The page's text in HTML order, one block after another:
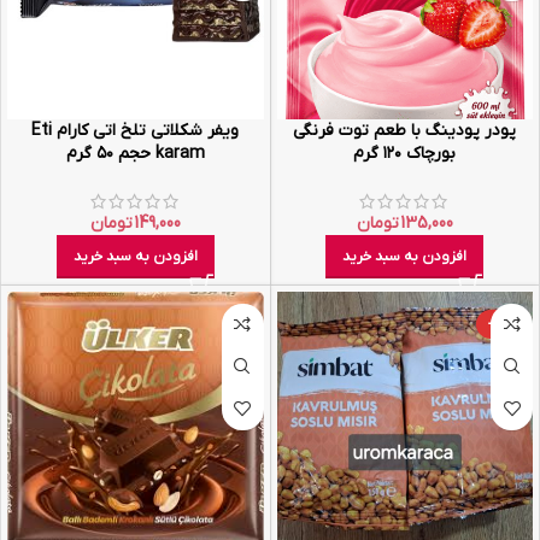
پودر پودینگ با طعم توت فرنگی
بورچاک ۱۲۰ گرم
135,000تومان
افزودن به سبد خرید
ویفر شکلاتی تلخ اتی کارام Eti
karam حجم ۵۰ گرم
149,000تومان
افزودن به سبد خرید
-49%